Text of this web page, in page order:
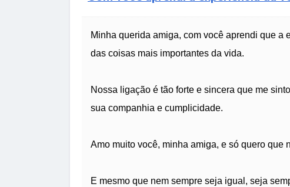
Minha querida amiga, com você aprendi que
das coisas mais importantes da vida.
Nossa ligação é tão forte e sincera que me
sua companhia e cumplicidade.
Amo muito você, minha amiga, e só quero que
E mesmo que nem sempre seja igual, seja